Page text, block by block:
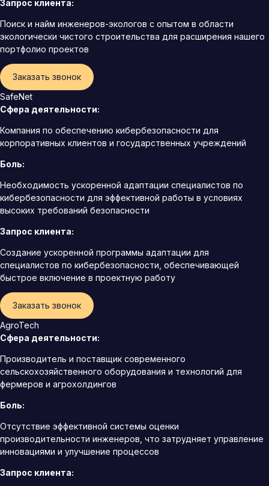
Запрос клиента:
Поиск и найм инженеров-экологов с опытом в области
экологически чистого строительства для расширения нашего
портфолио проектов
Заказать звонок
SafeNet
Сфера деятельности:
Компания по обеспечению кибербезопасности для
корпоративных клиентов и государственных учреждений
Боль:
Необходимость ускоренной адаптации специалистов по
кибербезопасности для эффективной работы в условиях
высоких требований безопасности
Запрос клиента:
Создание ускоренной программы адаптации для
специалистов по кибербезопасности, обеспечивающей
быстрое включение в проектную работу
Заказать звонок
AgroTech
Сфера деятельности:
Производитель и поставщик современного
сельскохозяйственного оборудования и технологий для
фермеров и агрохолдингов
Боль:
Отсутствие эффективной системы оценки
производительности инженеров, что затрудняет управление
инновациями и улучшение процессов
Запрос клиента: